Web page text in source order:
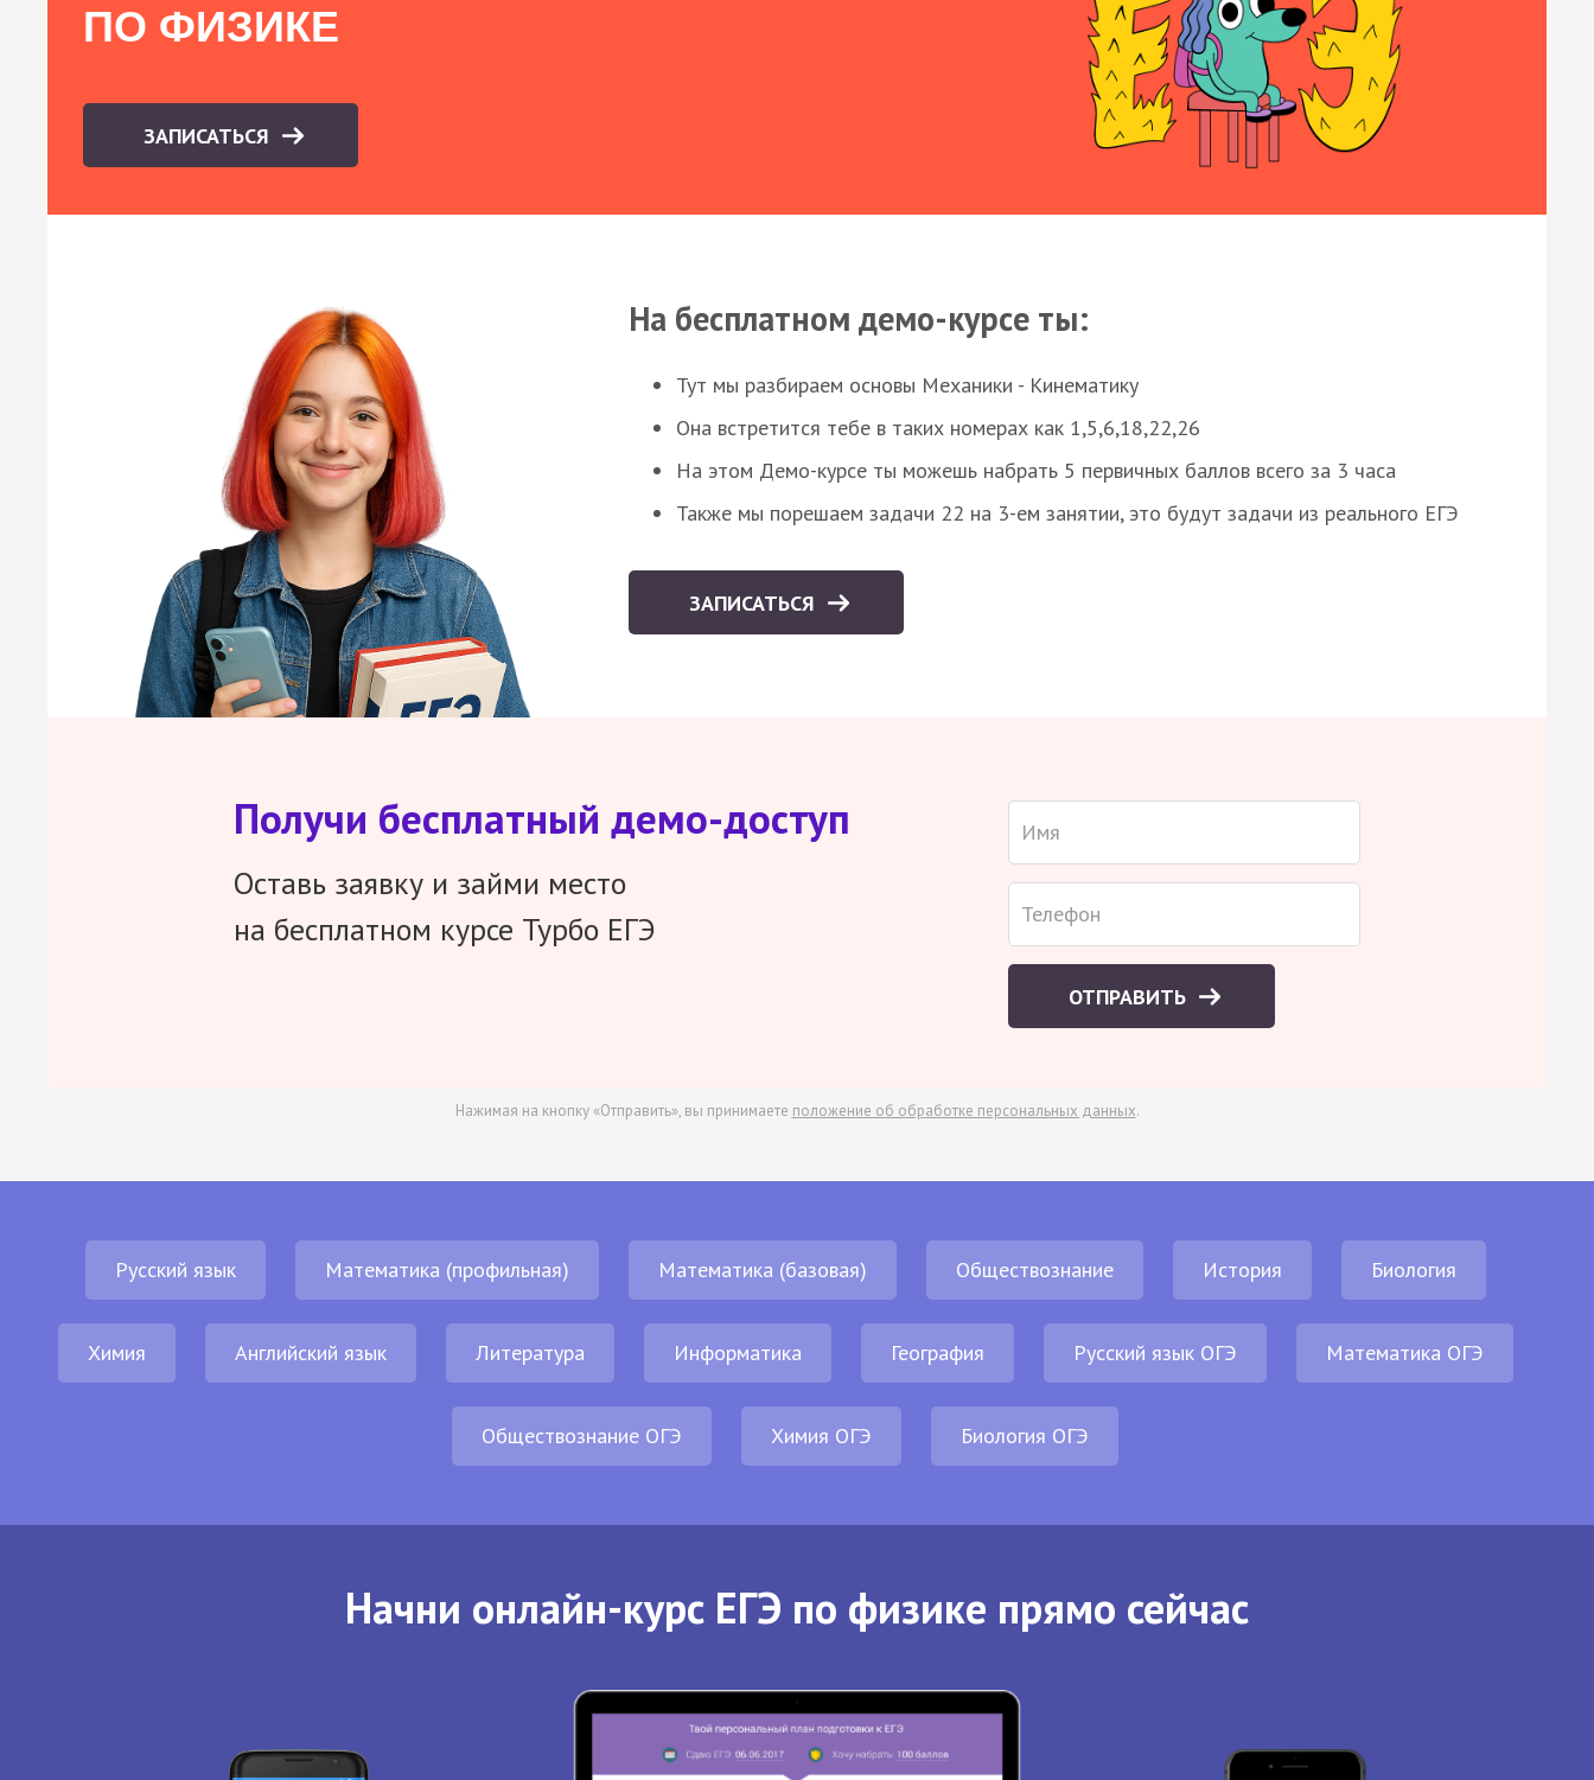
ПО ФИЗИКЕ
ЗАПИСАТЬСЯ
На бесплатном демо-курсе ты:
Тут мы разбираем основы Механики - Кинематику
Она встретится тебе в таких номерах как 1,5,6,18,22,26
На этом Демо-курсе ты можешь набрать 5 первичных баллов всего за 3 часа
Также мы порешаем задачи 22 на 3-ем занятии, это будут задачи из реального ЕГЭ
ЗАПИСАТЬСЯ
Получи бесплатный демо-доступ
Оставь заявку и займи место
на бесплатном курсе Турбо ЕГЭ
ОТПРАВИТЬ
Нажимая на кнопку «Отправить», вы принимаете положение об обработке персональных данных.
Русский язык Математика (профильная) Математика (базовая) Обществознание История Биология
Химия Английский язык Литература Информатика География Русский язык ОГЭ Математика ОГЭ
Обществознание ОГЭ Химия ОГЭ Биология ОГЭ
Начни онлайн-курс ЕГЭ по физике прямо сейчас